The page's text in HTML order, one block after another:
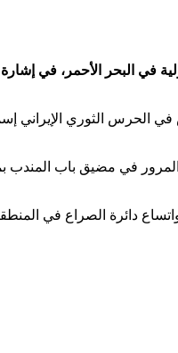
في البحر الأحمر، في
في الحرس الثوري الإيراني
في مضيق باب المندب